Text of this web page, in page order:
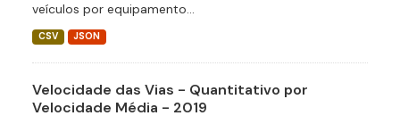
veículos por equipamento...
CSV JSON
Velocidade das Vias - Quantitativo por
Velocidade Média - 2019